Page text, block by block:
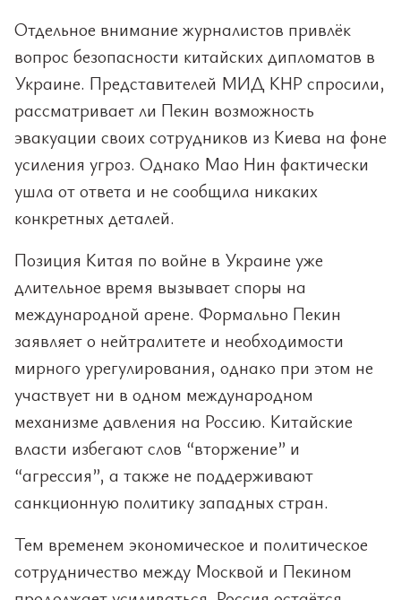
Отдельное внимание журналистов привлёк
вопрос безопасности китайских дипломатов в
Украине. Представителей МИД КНР спросили,
рассматривает ли Пекин возможность
эвакуации своих сотрудников из Киева на фоне
усиления угроз. Однако Мао Нин фактически
ушла от ответа и не сообщила никаких
конкретных деталей.
Позиция Китая по войне в Украине уже
длительное время вызывает споры на
международной арене. Формально Пекин
заявляет о нейтралитете и необходимости
мирного урегулирования, однако при этом не
участвует ни в одном международном
механизме давления на Россию. Китайские
власти избегают слов “вторжение” и
“агрессия”, а также не поддерживают
санкционную политику западных стран.
Тем временем экономическое и политическое
сотрудничество между Москвой и Пекином